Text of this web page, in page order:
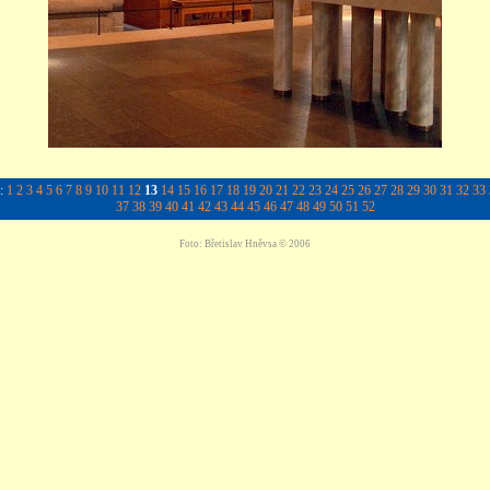
1 2 3 4 5 6 7 8 9 10 11 12 13 14 15 16 17 18 19 20 21 22 23 24 25 26 27 28 29 30 31 32 33
37 38 39 40 41 42 43 44 45 46 47 48 49 50 51 52
Foto: Břetislav Hněvsa © 2006